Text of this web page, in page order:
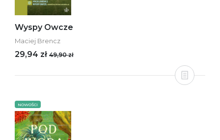
Wyspy Owcze
Maciej Brencz
29,94 zł 49,90 zł
NOWOŚCI